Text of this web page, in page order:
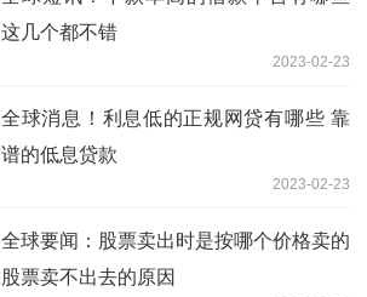
这几个都不错
2023-02-23
全球消息！利息低的正规网贷有哪些 靠
谱的低息贷款
2023-02-23
全球要闻：股票卖出时是按哪个价格卖的
股票卖不出去的原因